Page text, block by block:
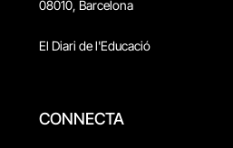
08010, Barcelona
El Diari de l'Educació
CONNECTA